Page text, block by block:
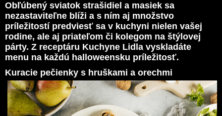
Obľúbený sviatok strašidiel a masiek sa
nezastaviteľne blíži a s ním aj množstvo
príležitostí predviesť sa v kuchyni nielen vašej
rodine, ale aj priateľom či kolegom na štýlovej
párty. Z receptáru Kuchyne Lidla vyskladáte
menu na každú halloweensku príležitosť.
Kuracie pečienky s hruškami a orechmi